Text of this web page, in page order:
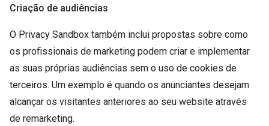
Criação de audiências
O Privacy Sandbox também inclui propostas sobre como
os profissionais de marketing podem criar e implementar
as suas próprias audiências sem o uso de cookies de
terceiros. Um exemplo é quando os anunciantes desejam
alcançar os visitantes anteriores ao seu website através
de remarketing.